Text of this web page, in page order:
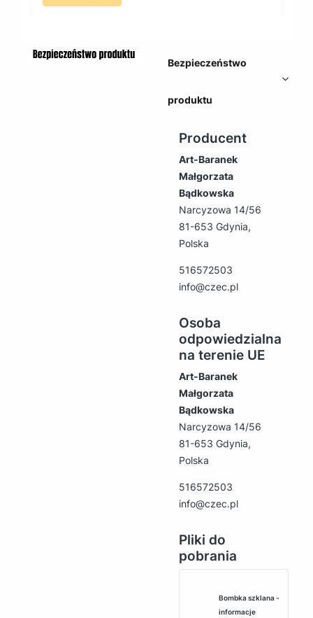
Bezpieczeństwo
produktu
Producent
Art-Baranek
Małgorzata
Bądkowska
Narcyzowa 14/56
81-653 Gdynia,
Polska
516572503
info@czec.pl
Osoba
odpowiedzialna
na terenie UE
Art-Baranek
Małgorzata
Bądkowska
Narcyzowa 14/56
81-653 Gdynia,
Polska
516572503
info@czec.pl
Pliki do
pobrania
Bombka szklana -
informacje